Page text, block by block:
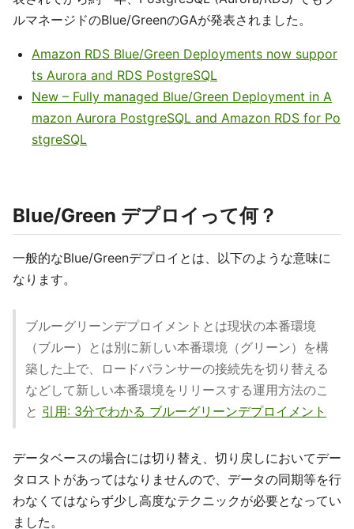
ルマネージドのBlue/GreenのGAが発表されました。
Amazon RDS Blue/Green Deployments now suppor
ts Aurora and RDS PostgreSQL
New – Fully managed Blue/Green Deployment in A
mazon Aurora PostgreSQL and Amazon RDS for Po
stgreSQL
Blue/Green デプロイって何？
一般的なBlue/Greenデプロイとは、以下のような意味に
なります。
ブルーグリーンデプロイメントとは現状の本番環境
（ブルー）とは別に新しい本番環境（グリーン）を構
築した上で、ロードバランサーの接続先を切り替える
などして新しい本番環境をリリースする運用方法のこ
と 引用: 3分でわかる ブルーグリーンデプロイメント
データベースの場合には切り替え、切り戻しにおいてデー
タロストがあってはなりませんので、データの同期等を行
わなくてはならず少し高度なテクニックが必要となってい
ました。